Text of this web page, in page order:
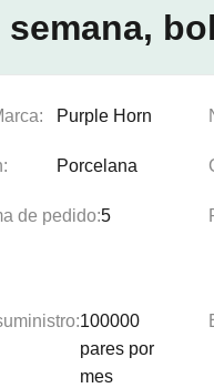
Purple Horn
Porcelana
de pedido:5
100000
pares por
mes